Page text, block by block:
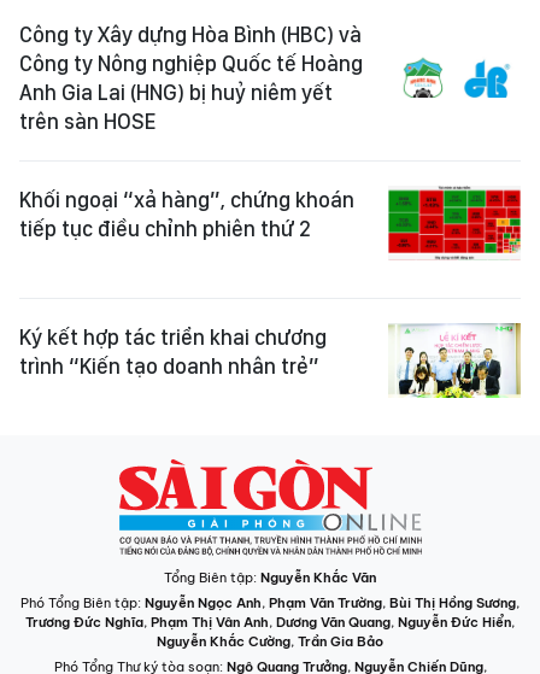
Công ty Xây dựng Hòa Bình (HBC) và
Công ty Nông nghiệp Quốc tế Hoàng
Anh Gia Lai (HNG) bị huỷ niêm yết
trên sàn HOSE
Khối ngoại “xả hàng”, chứng khoán
tiếp tục điều chỉnh phiên thứ 2
Ký kết hợp tác triển khai chương
trình “Kiến tạo doanh nhân trẻ”
Tổng Biên tập: Nguyễn Khắc Văn
Phó Tổng Biên tập: Nguyễn Ngọc Anh, Phạm Văn Trường, Bùi Thị Hồng Sương,
Trương Đức Nghĩa, Phạm Thị Vân Anh, Dương Văn Quang, Nguyễn Đức Hiển,
Nguyễn Khắc Cường, Trần Gia Bảo
Phó Tổng Thư ký tòa soạn: Ngô Quang Trưởng, Nguyễn Chiến Dũng,